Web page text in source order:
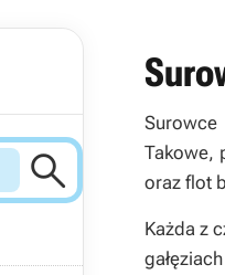

Takowe,
oraz flot
Każda z